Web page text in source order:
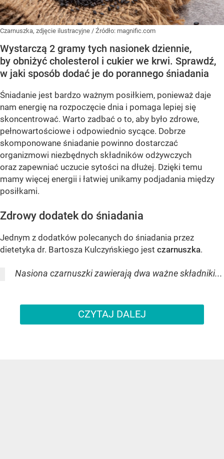
Czarnuszka, zdjęcie ilustracyjne / Źródło: magnific.com
Wystarczą 2 gramy tych nasionek dziennie,
by obniżyć cholesterol i cukier we krwi. Sprawdź,
w jaki sposób dodać je do porannego śniadania
Śniadanie jest bardzo ważnym posiłkiem, ponieważ daje
nam energię na rozpoczęcie dnia i pomaga lepiej się
skoncentrować. Warto zadbać o to, aby było zdrowe,
pełnowartościowe i odpowiednio sycące. Dobrze
skomponowane śniadanie powinno dostarczać
organizmowi niezbędnych składników odżywczych
oraz zapewniać uczucie sytości na dłużej. Dzięki temu
mamy więcej energii i łatwiej unikamy podjadania między
posiłkami.
Zdrowy dodatek do śniadania
Jednym z dodatków polecanych do śniadania przez
dietetyka dr. Bartosza Kulczyńskiego jest czarnuszka.
Nasiona czarnuszki zawierają dwa ważne składniki...
CZYTAJ DALEJ